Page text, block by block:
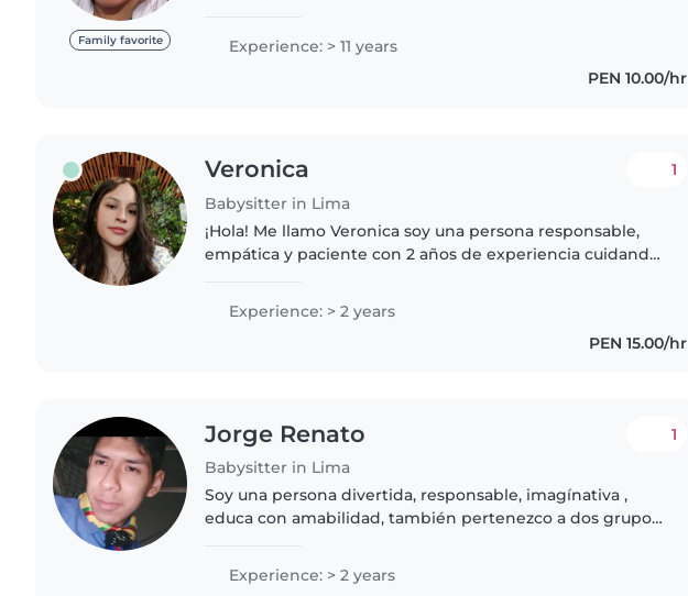
Family favorite
yo ,soy muy..
Experience: > 11 years
PEN 10.00/hr
Veronica
Babysitter in Lima
1
¡Hola! Me llamo Veronica soy una persona responsable,
empática y paciente con 2 años de experiencia cuidando
Experience: > 2 years
PEN 15.00/hr
Jorge Renato
Babysitter in Lima
1
Soy una persona divertida, responsable, imagínativa ,
educa con amabilidad, también pertenezco a dos grupos
personas, en la mayoría..
Experience: > 2 years